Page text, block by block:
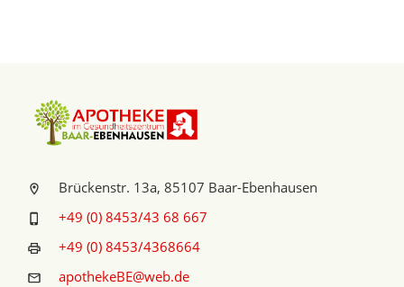
Brückenstr. 13a, 85107 Baar-Ebenhausen
+49 (0) 8453/43 68 667
+49 (0) 8453/4368664
apothekeBE@web.de